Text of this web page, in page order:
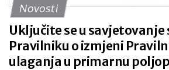
Novosti
Uključite se u savjetovanje
Pravilniku o izmjeni
ulaganja u primarnu